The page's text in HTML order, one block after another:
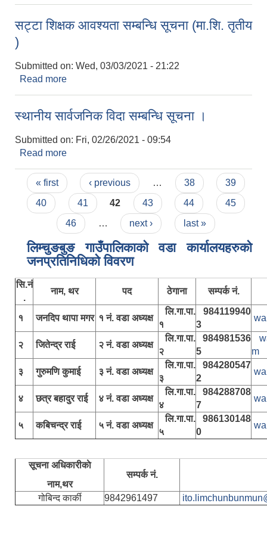
सट्टा शिक्षक आवश्यता सम्बन्धि सूचना (मा.शि. तृतीय
)
Submitted on: Wed, 03/03/2021 - 21:22
Read more
स्थानीय सार्वजनिक विदा सम्बन्धि सूचना ।
Submitted on: Fri, 02/26/2021 - 09:54
Read more
Pages
« first ‹ previous … 38
39
40
41 42 43 44
45
46
… next › last »
लिम्चुङबुङ गाउँपालिकाकाे वडा कार्यालयहरुकाे
जनप्रतिनिधिकाे विवरण
सि.नं
.
नाम, थर पद ठेगाना सम्पर्क नं.
१ जनदिप थापा मगर १ नं. वडा अध्यक्ष
लि.गा.पा.
१
984119940
3
२ जितेन्द्र राई २ नं. वडा अध्यक्ष
लि.गा.पा.
२
984981536
5
m
३
गुरुमणि कुमाई ३ नं. वडा अध्यक्ष
लि.गा.पा.
३
984280547
2
४ छत्र बहादुर राई ४ नं. वडा अध्यक्ष
लि.गा.पा.
४
984288708
7
५ कबिचन्द्र राई ५ नं. वडा अध्यक्ष
लि.गा.पा.
५
986130148
0
सूचना अधिकारीकाे
नाम,थर
सम्पर्क नं.
गोबिन्द कार्की 9842961497